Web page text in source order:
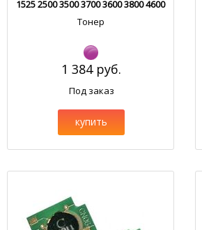
1525 2500 3500 3700 3600 3800 4600
4700 5500 HM103.1
Тонер
1 384 руб.
Под заказ
купить